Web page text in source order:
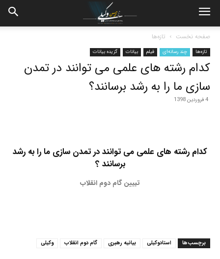
صفحه نخست تازه‌ها
تازه‌ها چند رسانه‌ای فیلم بیانات گزیده بیانات
کدام رشته های علمی می توانند در تمدن
سازی ما را به رشد برسانند؟
4 فروردین 1398
کدام رشته های علمی می توانند در تمدن سازی ما را به رشد
برسانند ؟
تبیین گام دوم انقلاب
برچسب‌ها استادوکیلی بیانیه رهبری گام دوم انقلاب وکیلی